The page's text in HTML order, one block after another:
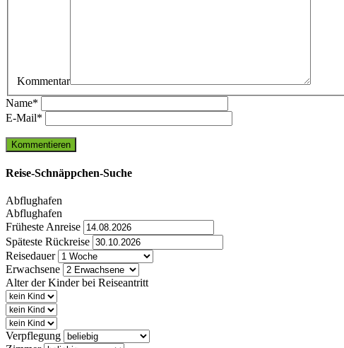
Kommentar
Name*
E-Mail*
Reise-Schnäppchen-Suche
Abflughafen
Abflughafen
Früheste Anreise
Späteste Rückreise
Reisedauer
Erwachsene
Alter der Kinder bei Reiseantritt
Verpflegung